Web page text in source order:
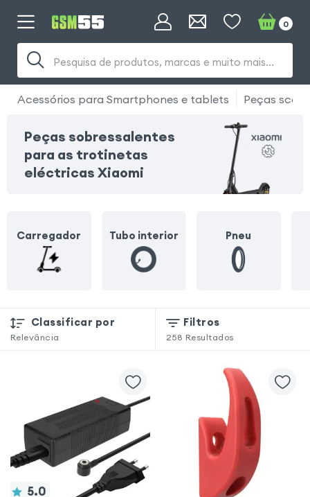
Pesquisa de produtos, marcas e muito mais...
0
Acessórios para Smartphones e tablets Peças
Peças sobressalentes
para as trotinetas
eléctricas Xiaomi
Carregador Tubo interior Pneu
Classificar por
Relevância
Filtros
258 Resultados
5.0